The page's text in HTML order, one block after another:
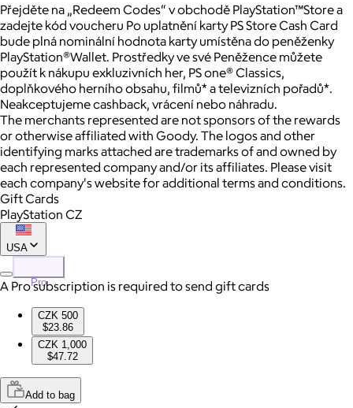
Přejděte na „Redeem Codes“ v obchodě PlayStation™Store a
zadejte kód voucheru Po uplatnění karty PS Store Cash Card
bude plná nominální hodnota karty umístěna do peněženky
PlayStation®Wallet. Prostředky ve své Peněžence můžete
použít k nákupu exkluzivních her, PS one® Classics,
doplňkového herního obsahu, filmů* a televizních pořadů*.
Neakceptujeme cashback, vrácení nebo náhradu.
The merchants represented are not sponsors of the rewards
or otherwise affiliated with Goody. The logos and other
identifying marks attached are trademarks of and owned by
each represented company and/or its affiliates. Please visit
each company's website for additional terms and conditions.
Gift Cards
PlayStation CZ
USA
Pro
A Pro subscription is required to send gift cards
CZK 500
$23.86
CZK 1,000
$47.72
Add to bag